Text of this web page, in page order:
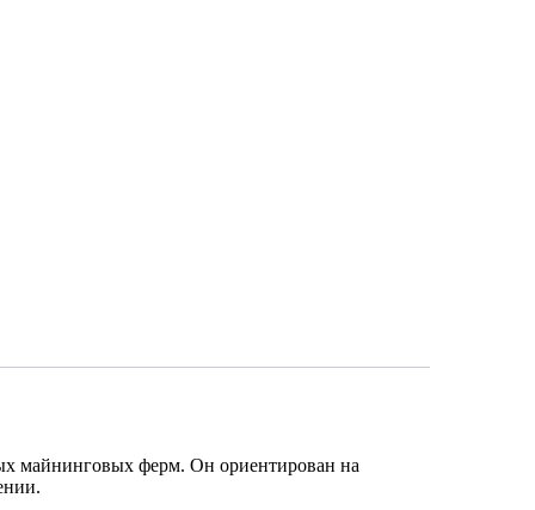
майнинговых ферм. Он ориентирован на